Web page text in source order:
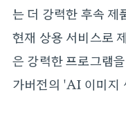
는 더 강력한 후속 제
현재 상용 서비스로
은 강력한 프로그램
가버전의 'AI 이미지